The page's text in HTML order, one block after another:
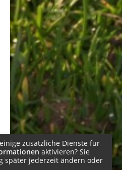
zusätzliche Dienste für
aktivieren? Sie
später jederzeit ändern oder